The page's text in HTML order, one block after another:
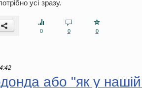
усі зразу.
0
0 0
або "як у нашій